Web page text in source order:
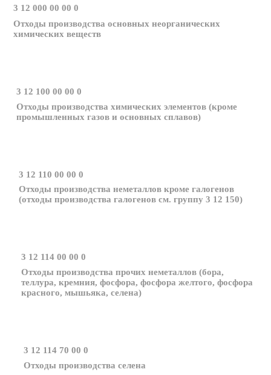
3 12 000 00 00 0
Отходы производства основных неорганических
химических веществ
3 12 100 00 00 0
Отходы производства химических элементов (кроме
промышленных газов и основных сплавов)
3 12 110 00 00 0
Отходы производства неметаллов кроме галогенов
(отходы производства галогенов см. группу 3 12 150)
3 12 114 00 00 0
Отходы производства прочих неметаллов (бора,
теллура, кремния, фосфора, фосфора желтого, фосфора
красного, мышьяка, селена)
3 12 114 70 00 0
Отходы производства селена